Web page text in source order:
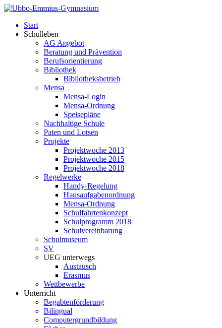
Start
Schulleben
AG Angebot
Beratung und Prävention
Berufsorientierung
Bibliothek
Bibliotheksbetrieb
Mensa
Mensa-Login
Mensa-Ordnung
Speisepläne
Nachhaltige Schule
Paten und Lotsen
Projekte
Projektwoche 2013
Projektwoche 2015
Projektwoche 2018
Regelwerke
Handy-Regelung
Hausaufgabenordnung
Mensa-Ordnung
Schulfahrtenkonzept
Schulprogramm 2018
Schulvereinbarung
Schulmuseum
SV
UEG unterwegs
Austausch
Erasmus
Wettbewerbe
Unterricht
Begabtenförderung
Bilingual
Computergrundbildung